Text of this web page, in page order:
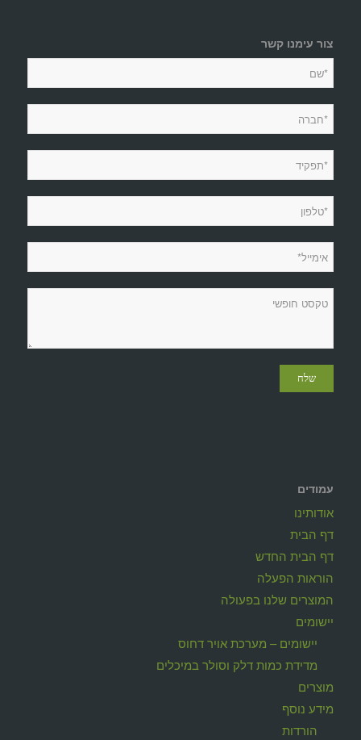
צור עימנו קשר
עמודים
אודותינו
דף הבית
דף הבית החדש
הוראות הפעלה
המוצרים שלנו בפעולה
יישומים
יישומים – מערכת אויר דחוס
מדידת כמות דלק וסולר במיכלים
מוצרים
מידע נוסף
הורדות